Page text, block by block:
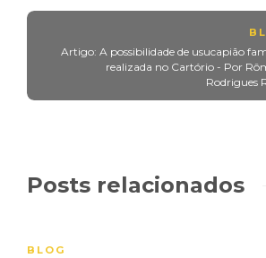
Artigo: A possibilidade de usucapião
realizada no Cartório - Por
Rodrigues
Posts relacionados
BLOG